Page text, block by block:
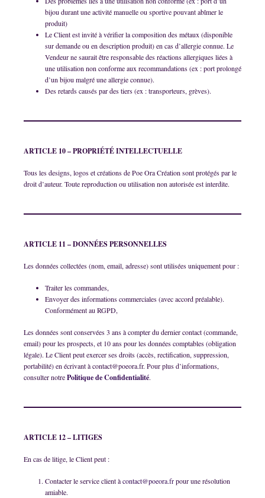
bijou durant une activité manuelle ou sportive pouvant abîmer le
produit)
Le Client est invité à vérifier la composition des métaux (disponible
sur demande ou en description produit) en cas d’allergie connue. Le
Vendeur ne saurait être responsable des réactions allergiques liées à
une utilisation non conforme aux recommandations (ex : port prolongé
d’un bijou malgré une allergie connue).
Des retards causés par des tiers (ex : transporteurs, grèves).
ARTICLE 10 – PROPRIÉTÉ INTELLECTUELLE
Tous les designs, logos et créations de Poe Ora Création sont protégés par le
droit d’auteur. Toute reproduction ou utilisation non autorisée est interdite.
ARTICLE 11 – DONNÉES PERSONNELLES
Les données collectées (nom, email, adresse) sont utilisées uniquement pour :
Traiter les commandes,
Envoyer des informations commerciales (avec accord préalable).
Conformément au RGPD,
Les données sont conservées 3 ans à compter du dernier contact (commande,
email) pour les prospects, et 10 ans pour les données comptables (obligation
légale). Le Client peut exercer ses droits (accès, rectification, suppression,
portabilité) en écrivant à contact@poeora.fr. Pour plus d’informations,
consulter notrePolitique de Confidentialité.
ARTICLE 12 – LITIGES
En cas de litige, le Client peut :
Contacter le service client àcontact@poeora.frpour une résolution
amiable.